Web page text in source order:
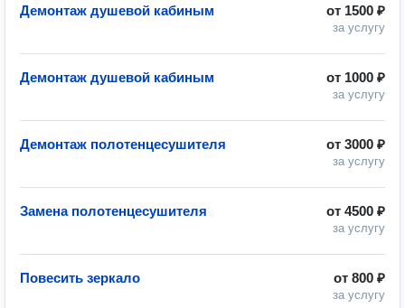
от 1500 ₽
за услугу
Демонтаж душевой кабиным
от 1000 ₽
за услугу
Демонтаж душевой кабиным
от 3000 ₽
за услугу
Демонтаж полотенцесушителя
от 4500 ₽
за услугу
Замена полотенцесушителя
от 800 ₽
за услугу
Повесить зеркало